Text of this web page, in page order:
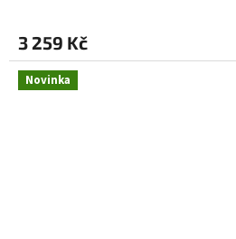
3 259 Kč
Novinka